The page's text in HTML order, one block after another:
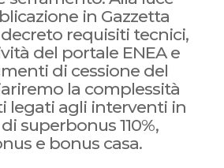
in Gazzetta
requisiti tecnici,
del portale ENEA e
di cessione del
la complessità
legati agli interventi in
superbonus 110%,
e bonus casa.